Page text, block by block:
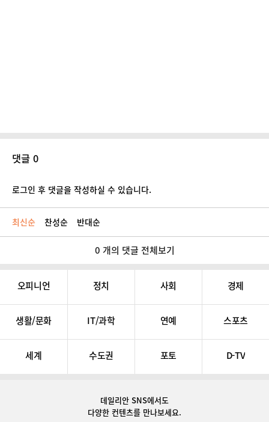
댓글 0
로그인 후 댓글을 작성하실 수 있습니다.
최신순 찬성순 반대순
0 개의 댓글 전체보기
오피니언 정치 사회 경제
생활/문화 IT/과학 연예 스포츠
세계 수도권 포토 D-TV
데일리안 SNS에서도
다양한 컨텐츠를 만나보세요.